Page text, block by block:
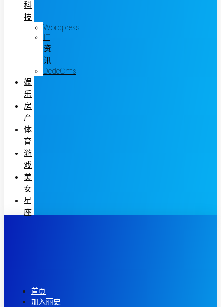
科
技
Wordpress
IT
资
讯
DedeCms
娱
乐
房
产
体
育
游
戏
美
女
星
座
首页
加入丽史